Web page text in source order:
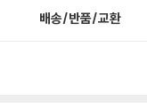
배송/반품/교환